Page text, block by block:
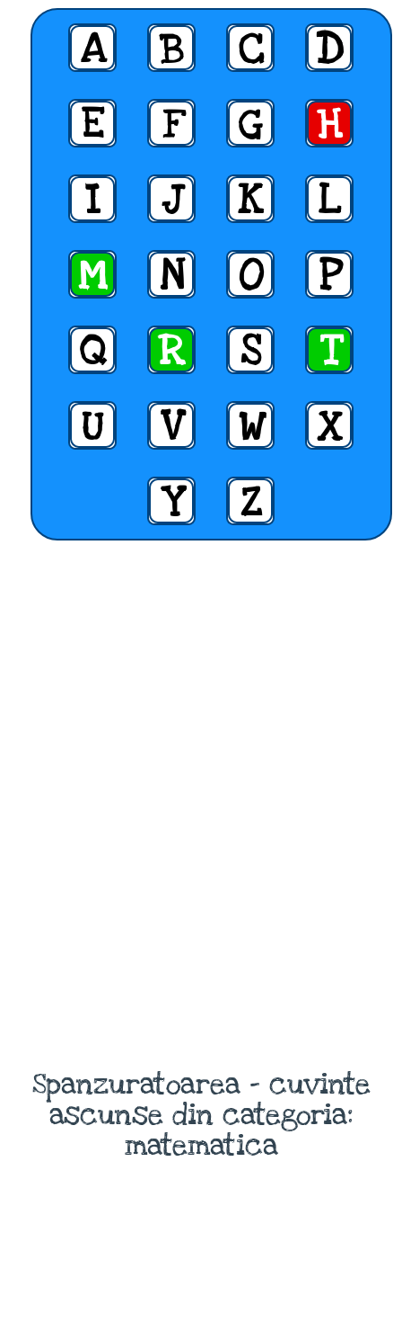
A B C
D
E
F G
H
I
J K
L
M
N O
P
Q
R S
T
U
V W
X
Y
Z
Spanzuratoarea - cuvinte
ascunse din categoria:
matematica